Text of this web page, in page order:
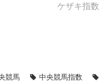
ケザキ指数
競馬 中央競馬指数